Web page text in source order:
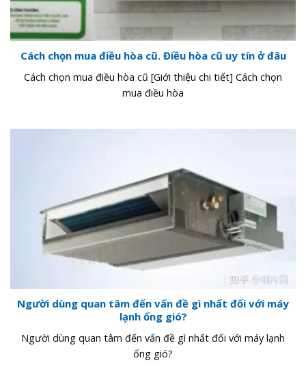
Cách chọn mua điều hòa cũ. Điều hòa cũ uy tín ở đâu
Cách chọn mua điều hòa cũ [Giới thiệu chi tiết] Cách chọn
mua điều hòa
Người dùng quan tâm đến vấn đề gì nhất đối với máy
lạnh ống gió?
Người dùng quan tâm đến vấn đề gì nhất đối với máy lạnh
ống gió?